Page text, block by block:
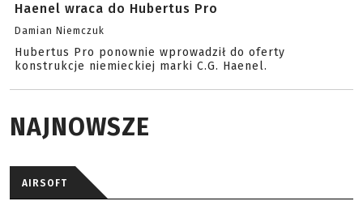
Haenel wraca do Hubertus Pro
Damian Niemczuk
Hubertus Pro ponownie wprowadził do oferty
konstrukcje niemieckiej marki C.G. Haenel.
NAJNOWSZE
AIRSOFT